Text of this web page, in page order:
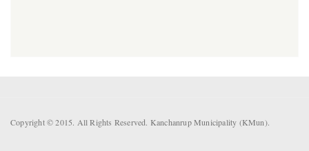
Copyright © 2015. All Rights Reserved. Kanchanrup Municipality (KMun).